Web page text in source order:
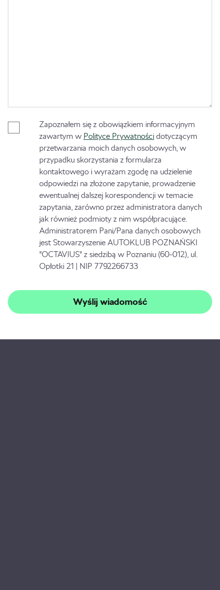
Zapoznałem się z obowiązkiem informacyjnym
zawartym w Polityce Prywatności dotyczącym
przetwarzania moich danych osobowych, w
przypadku skorzystania z formularza
kontaktowego i wyrażam zgodę na udzielenie
odpowiedzi na złożone zapytanie, prowadzenie
ewentualnej dalszej korespondencji w temacie
zapytania, zarówno przez administratora danych
jak również podmioty z nim współpracujące.
Administratorem Pani/Pana danych osobowych
jest Stowarzyszenie AUTOKLUB POZNAŃSKI
"OCTAVIUS" z siedzibą w Poznaniu (60-012), ul.
Opłotki 21 | NIP 7792266733